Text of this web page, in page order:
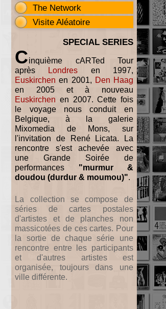
The Network
Visite Aléatoire
SPECIAL SERIES
Cinquième cARTed Tour
après
Londres en 1997,
Euskirchen en 2001, Den Haag
en 2005 et à nouveau
Euskirchen en 2007. Cette fois
le voyage nous conduit en
Belgique, à la galerie
Mixomedia de Mons, sur
l'invitation de René Licata. La
rencontre s'est achevée avec
une Grande Soirée de
performances "murmur &
doudou (durdur & moumou)".
La collection se compose de
séries de cartes postales
d'artistes et de planches non
massicotées de ces cartes. Pour
la sortie de chaque série une
rencontre entre les participants
et d'autres artistes est
organisée, toujours dans une
ville différente.